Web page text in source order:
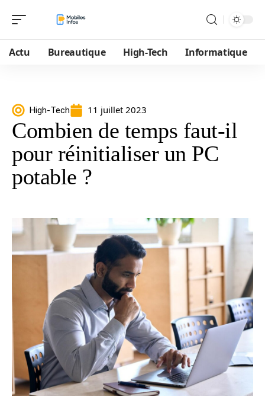
Actu Bureautique High-Tech Informatique
High-Tech 11 juillet 2023
Combien de temps faut-il
pour réinitialiser un PC
potable ?